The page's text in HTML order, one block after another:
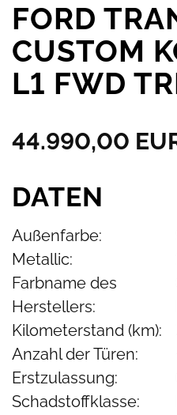
FORD
CUSTOM
L1 FWD
44.990,00
DATEN
Außenfarbe:
Metallic:
Farbname des
Herstellers:
Kilometerstand (km):
Anzahl der Türen:
Erstzulassung:
Schadstoffklasse: